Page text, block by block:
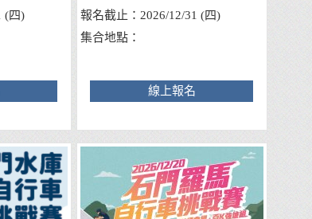
(四)
報名截止： 2026/12/31 (四)
集合地點：
線上報名